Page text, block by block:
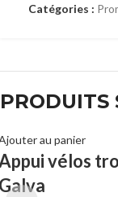
Catégories :
PRODUITS
au panier
vélos